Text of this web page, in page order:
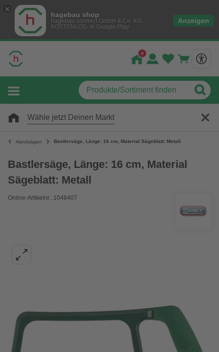
hagebau shop
hagebau connect GmbH & Co. KG
KOSTENLOS- In Google Play
Anzeigen
Wähle jetzt Deinen Markt
Handsägen Bastlersäge, Länge: 16 cm, Material Sägeblatt: Metall
Bastlersäge, Länge: 16 cm, Material
Sägeblatt: Metall
Online-Artikelnr.: 1048407